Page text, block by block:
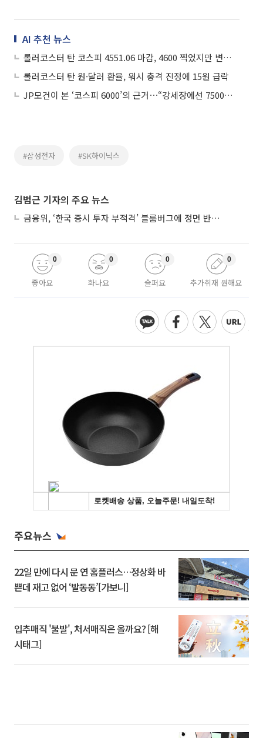
AI 추천 뉴스
롤러코스터 탄 코스피 4551.06 마감, 4600 찍었지만 변동성 확대
롤러코스터 탄 원·달러 환율, 워시 충격 진정에 15원 급락
JP모건이 본 ‘코스피 6000’의 근거⋯“강세장에선 7500까지”
#삼성전자 #SK하이닉스
김범근 기자의 주요 뉴스
금융위, ‘한국 증시 투자 부적격’ 블룸버그에 정면 반박…“근거 불분명”
좋아요
0
화나요
0
슬퍼요
0
추가취재 원해요
0
주요뉴스
22일 만에 다시 문 연 홈플러스…정상화 바
쁜데 재고 없어 ‘발동동’[가보니]
입추매직 '불발', 처서매직은 올까요? [해
시태그]